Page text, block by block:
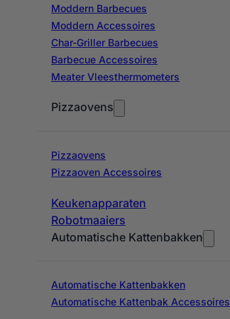
Moddern Barbecues
Moddern Accessoires
Char-Griller Barbecues
Barbecue Accessoires
Meater Vleesthermometers
Pizzaovens
Pizzaovens
Pizzaoven Accessoires
Keukenapparaten
Robotmaaiers
Automatische Kattenbakken
Automatische Kattenbakken
Automatische Kattenbak Accessoires